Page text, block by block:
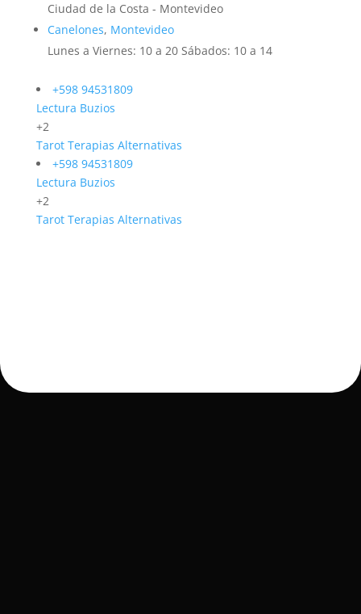
Ciudad de la Costa - Montevideo
Canelones, Montevideo
Lunes a Viernes: 10 a 20 Sábados: 10 a 14
+598 94531809
Lectura Buzios
+2
Tarot Terapias Alternativas
+598 94531809
Lectura Buzios
+2
Tarot Terapias Alternativas